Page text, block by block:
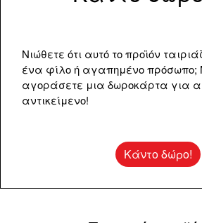
Νιώθετε ότι αυτό το προϊόν
ένα φίλο ή αγαπημένο πρόσωπο;
αγοράσετε μια δωροκάρτα για
αντικείμενο!
Κάντο δώρο!